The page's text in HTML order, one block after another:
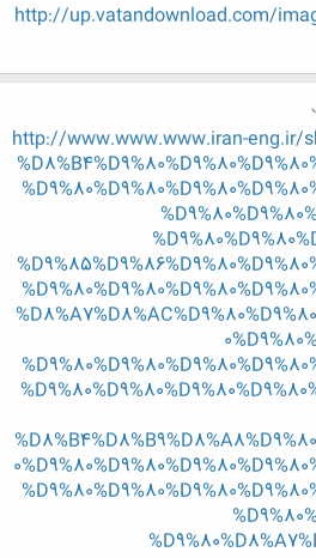
http://up.vatandownload.com/
http://www.www.www.iran-eng.ir/